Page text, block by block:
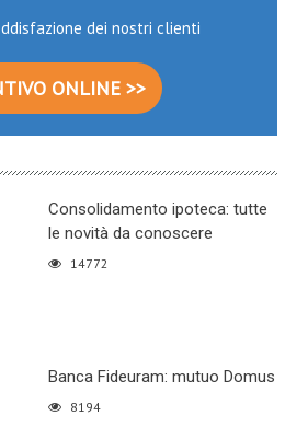
dei nostri clienti
ONLINE >>
Consolidamento ipoteca: tutte
le novità da conoscere
14772
Banca Fideuram: mutuo Domus
8194